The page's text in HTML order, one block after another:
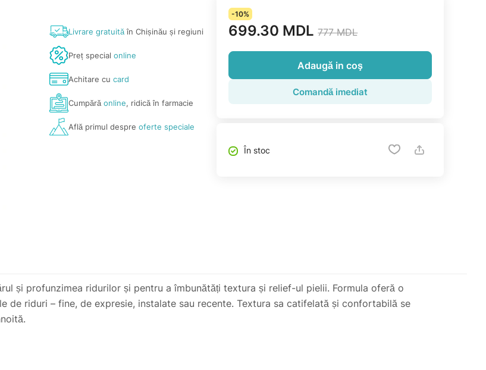
Livrare gratuităîn Chișinău și regiuni
Preț specialonline
Achitare cucard
Cumpărăonline, ridică în farmacie
Află primul despreoferte speciale
-10%
699.30 MDL 777 MDL
Adaugă in coş
Comandă imediat
În stoc
și profunzimea ridurilor și pentru a îmbunătăți textura și relief-ul pielii. Formula oferă o
riduri – fine, de expresie, instalate sau recente. Textura sa catifelată și confortabilă se